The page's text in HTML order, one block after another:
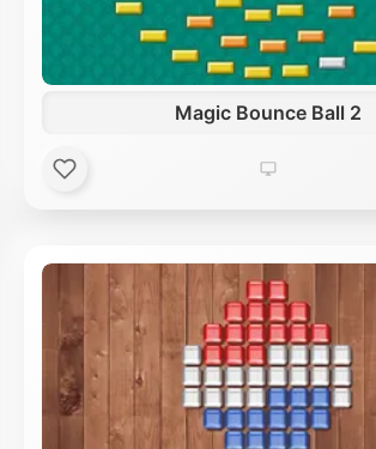
Magic Bounce Ball 2